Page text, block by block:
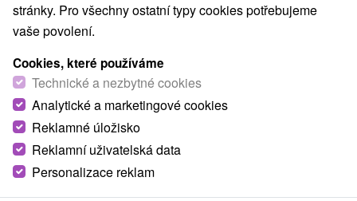
stránky. Pro všechny ostatní typy cookies potřebujeme
vaše povolení.
Cookies, které používáme
Technické a nezbytné cookies
Analytické a marketingové cookies
Reklamné úložisko
Reklamní uživatelská data
Personalizace reklam